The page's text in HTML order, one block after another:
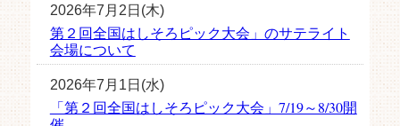
2026年7月2日(木)
第２回全国はしそろピック大会」のサテライト
会場について
2026年7月1日(水)
「第２回全国はしそろピック大会」7/19～8/30開